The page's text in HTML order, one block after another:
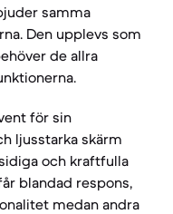
samma
Den upplevs som
de allra
för sin
ljusstarka skärm
och kraftfulla
blandad respons,
medan andra